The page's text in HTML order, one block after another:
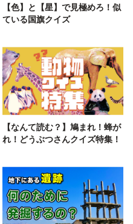
【色】と【星】で見極めろ！似
ている国旗クイズ
【なんて読む？】鳩まれ！蜂が
れ！どうぶつさんクイズ特集！